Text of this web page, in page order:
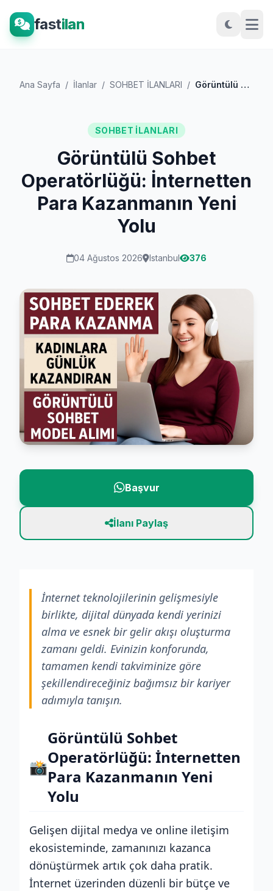
fastilan
Ana Sayfa / İlanlar / SOHBET İLANLARI / Görüntülü Sohbet Operatörlüğü: İnternett...
SOHBET İLANLARI
Görüntülü Sohbet
Operatörlüğü: İnternetten
Para Kazanmanın Yeni
Yolu
04 Ağustos 2026 Istanbul 376
Başvur
İlanı Paylaş
İnternet teknolojilerinin gelişmesiyle
birlikte, dijital dünyada kendi yerinizi
alma ve esnek bir gelir akışı oluşturma
zamanı geldi. Evinizin konforunda,
tamamen kendi takviminize göre
şekillendireceğiniz bağımsız bir kariyer
adımıyla tanışın.
📸
Görüntülü Sohbet
Operatörlüğü: İnternetten
Para Kazanmanın Yeni
Yolu
Gelişen dijital medya ve online iletişim
ekosisteminde, zamanınızı kazanca
dönüştürmek artık çok daha pratik.
İnternet üzerinden düzenli bir bütçe ve